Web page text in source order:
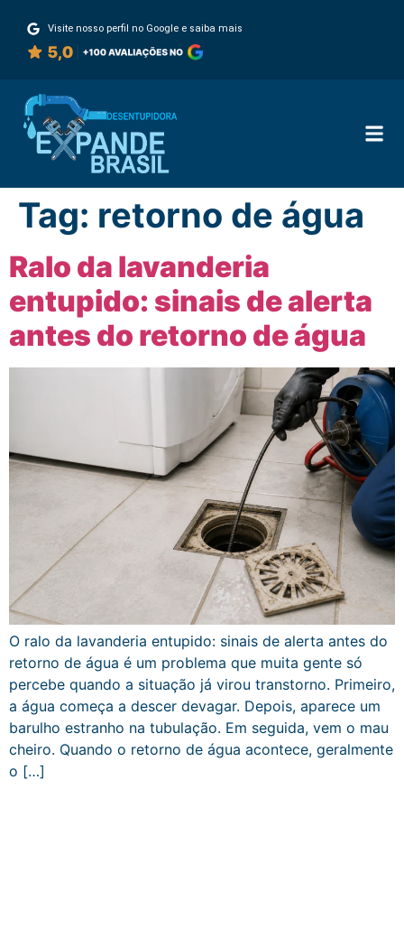
Visite nosso perfil no Google e saiba mais
Tag: retorno de água
Ralo da lavanderia
entupido: sinais de alerta
antes do retorno de água
O ralo da lavanderia entupido: sinais de alerta antes do
retorno de água é um problema que muita gente só
percebe quando a situação já virou transtorno. Primeiro,
a água começa a descer devagar. Depois, aparece um
barulho estranho na tubulação. Em seguida, vem o mau
cheiro. Quando o retorno de água acontece, geralmente
o […]